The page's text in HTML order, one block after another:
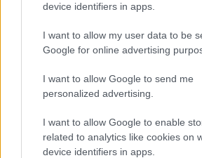
device identifiers in apps.
I want to allow my user data to be
Google for online advertising
I want to allow Google to send me
personalized advertising.
I want to allow Google to enable
related to analytics like cookies on
device identifiers in apps.
Xiaomi 15